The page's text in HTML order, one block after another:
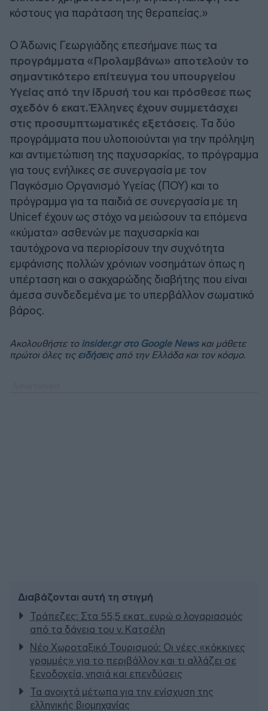
κόστους για παράταση της θεραπείας.»
Ο Άδωνις Γεωργιάδης επεσήμανε πως τα
προγράμματα «Προλαμβάνω» αποτελούν το
σημαντικότερο επίτευγμα του υπουργείου
Υγείας από την ίδρυσή του και πρόσθεσε πως
σχεδόν 6 εκατ. Έλληνες έχουν συμμετάσχει
στις προσυμπτωματικές εξετάσεις. Τα δύο
προγράμματα που υλοποιούνται για την πρόληψη
και αντιμετώπιση της παχυσαρκίας, το πρόγραμμα
για τους ενήλικες σε συνεργασία με τον
Παγκόσμιο Οργανισμό Υγείας (ΠΟΥ) και το
πρόγραμμα για τα παιδιά σε συνεργασία με τη
Unicef έχουν ως στόχο να μειώσουν τα επόμενα
«κύματα» ασθενών με παχυσαρκία και
ταυτόχρονα να περιορίσουν την συχνότητα
εμφάνισης πολλών χρόνιων νοσημάτων όπως η
υπέρταση και ο σακχαρώδης διαβήτης που είναι
άμεσα συνδεδεμένα με το υπερβάλλον σωματικό
βάρος.
Ακολουθήστε το insider.gr στο Google Newsκαι μάθετε
πρώτοι όλες τις ειδήσειςαπό την Ελλάδα και τον κόσμο.
Διαβάζονται αυτή τη στιγμή
Τράπεζες: Στα 55,5 εκατ. ευρώ ο λογαριασμός
από τα δάνεια του ν. Κατσέλη
Νέο Χωροταξικό Τουρισμού: Οι νέες «κόκκινες
γραμμές» για το περιβάλλον και τι αλλάζει σε
ξενοδοχεία, νησιά και επενδύσεις
Τα ανοιχτά μέτωπα για την ενίσχυση της
ελληνικής βιομηχανίας